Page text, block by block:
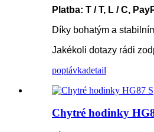
Platba: T / T, L / C,
Díky bohatým a
Jakékoli dotazy rádi
poptávkadetail
Chytré hodinky